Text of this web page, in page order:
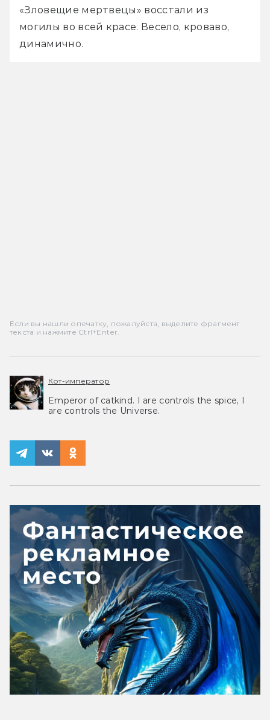
«Зловещие мертвецы» восстали из
могилы во всей красе. Весело, кроваво,
динамично.
Если вы нашли опечатку, пожалуйста, выделите фрагмент
текста и нажмите Ctrl+Enter.
Кот-император
Emperor of catkind. I are controls the spice, I
are controls the Universe.